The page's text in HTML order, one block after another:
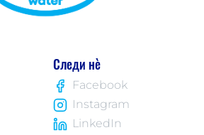
Следи нè
Facebook
Instagram
LinkedIn